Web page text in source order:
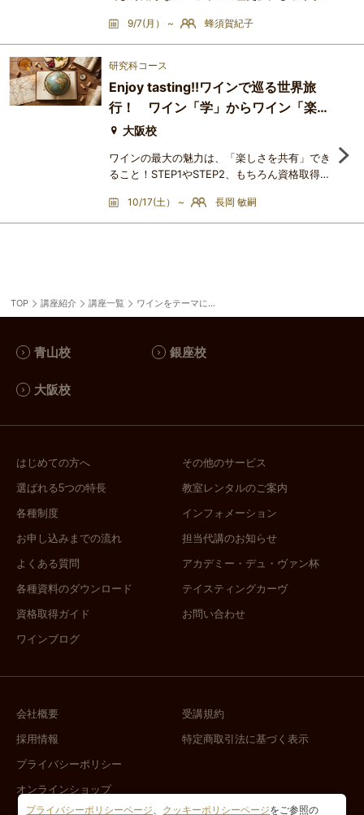
ります。グラスの中の「今」を切り取るだけで
はなく、そのワインが辿ってきたストーリーを
知ることで、美味しさは何倍にも膨らむもので
るシリーズ、今回のテーマは、「変革の20世
紀」。2つの大戦が各ワイン産地に与えた影響
や、ミシュランの誕生、AOC
9/7(月） ~ 蜂須賀紀子
研究科コース
Enjoy tasting!!ワインで巡る世界旅
行！ ワイン「学」からワイン「楽」
へ！大阪校
ワインの最大の魅力は、「楽しさを共有」でき
ること！STEP1やSTEP2、もちろん資格取得の
れば、その魅力は堪能しきれていないはず！
「Enjoy tasting!!」のコンセプトのもと、世界
たいと考えている方・ワイン
10/17(土） ~ 長岡 敏嗣
TOP 講座紹介 講座一覧 ワインをテーマにした特別講座講座一覧
青山校 銀座校
大阪校
はじめての方へ
選ばれる5つの特長
各種制度
お申し込みまでの流れ
よくある質問
各種資料のダウンロード
資格取得ガイド
ワインブログ
その他のサービス
教室レンタルのご案内
インフォメーション
担当代講のお知らせ
アカデミー・デュ・ヴァン杯
テイスティングカーヴ
お問い合わせ
会社概要
採用情報
プライバシーポリシー
オンラインショップ
受講規約
特定商取引法に基づく表示
プライバシーポリシーページ、 クッキーポリシーページをご参照の